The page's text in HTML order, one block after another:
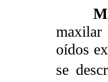
oídos
se